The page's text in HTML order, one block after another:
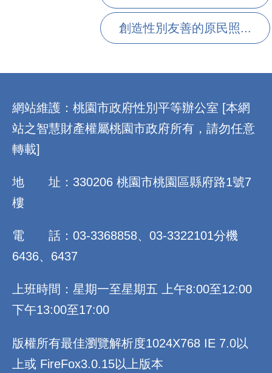
創造性別友善的原民照...
網站維護：桃園市政府性別平等辦公室 [本網
站之智慧財產權屬桃園市政府所有，請勿任意
轉載]
地 址：330206 桃園市桃園區縣府路1號7
樓
電 話：03-3368858、03-3322101分機
6436、6437
上班時間：星期一至星期五 上午8:00至12:00
下午13:00至17:00
版權所有最佳瀏覽解析度1024X768 IE 7.0以
上或 FireFox3.0.15以上版本